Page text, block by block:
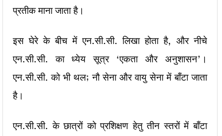
प्रतीक माना जाता है।
इस घेरे के बीच में एन.सी.सी. लिखा होता है, और नीचे
एन.सी.सी. का ध्येय सूत्र ‘एकता और अनुशासन’।
एन.सी.सी. को भी थल; नौ सेना और वायु सेना में बाँटा जाता
है।
एन.सी.सी. के छात्रों को प्रशिक्षण हेतु तीन स्तरों में बाँटा